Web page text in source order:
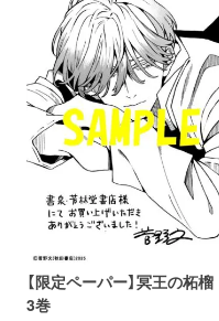
【限定ペーパー】冥王の柘榴
3巻